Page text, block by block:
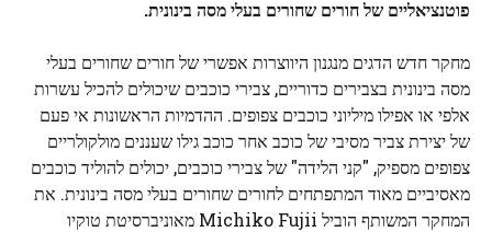
פוטנציאליים של חורים שחורים בעלי מסה בינונית.
מחקר חדש הדגים מנגנון היווצרות אפשרי של חורים שחורים בעלי
מסה בינונית בצבירים כדוריים, צבירי כוכבים שיכולים להכיל עשרות
אלפי או אפילו מיליוני כוכבים צפופים. ההדמיות הראשונות אי פעם
של יצירת צביר מסיבי של כוכב אחר כוכב גילו שעננים מולקולריים
צפופים מספיק, "קני הלידה" של צבירי כוכבים, יכולים להוליד כוכבים
מאסיביים מאוד המתפתחים לחורים שחורים בעלי מסה בינונית. את
המחקר המשותף הוביל Michiko Fujii מאוניברסיטת טוקיו